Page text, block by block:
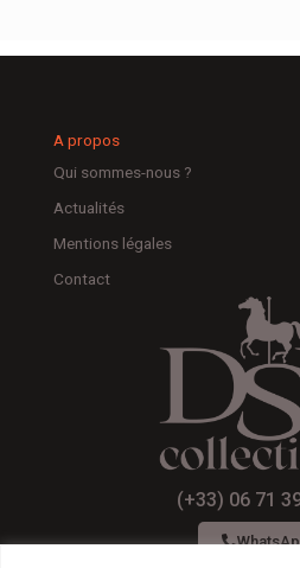
A propos
Qui sommes-nous ?
Actualités
Mentions légales
Contact
(+33) 06 71